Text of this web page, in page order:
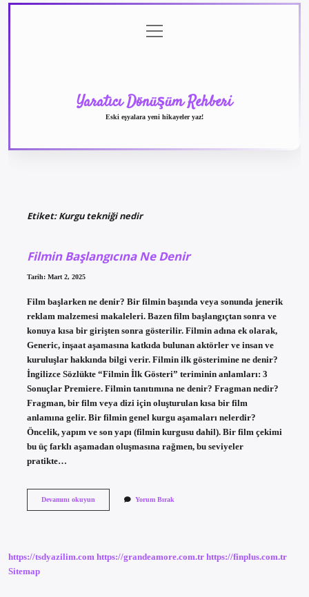
menüyü
aç
Yaratıcı Dönüşüm Rehberi
Eski eşyalara yeni hikayeler yaz!
Etiket:Kurgu tekniği nedir
Filmin Başlangıcına Ne Denir
Tarih: Mart 2, 2025
Film başlarken ne denir? Bir filmin başında veya sonunda jenerik
reklam malzemesi makaleleri. Bazen film başlangıçtan sonra ve
konuya kısa bir girişten sonra gösterilir. Filmin adına ek olarak,
Generic, inşaat aşamasına katkıda bulunan aktörler ve insan ve
kuruluşlar hakkında bilgi verir. Filmin ilk gösterimine ne denir?
İngilizce Sözlükte “Filmin İlk Gösteri” teriminin anlamları: 3
Sonuçlar Premiere. Filmin tanıtımına ne denir? Fragman nedir?
Fragman, bir film veya dizi için oluşturulan kısa bir film
anlamına gelir. Bir filmin genel kurgu aşamaları nelerdir?
Öncelik, yapım ve son yapı (filmin kurgusu dahil). Bir film çekimi
bu üç farklı aşamadan oluşmasına rağmen, bu seviyeler
pratikte…
Devamını okuyunFilmin
Yorum Bırak
https://tsdyazilim.com https://grandeamore.com.tr https://finplus.com.tr
Sitemap